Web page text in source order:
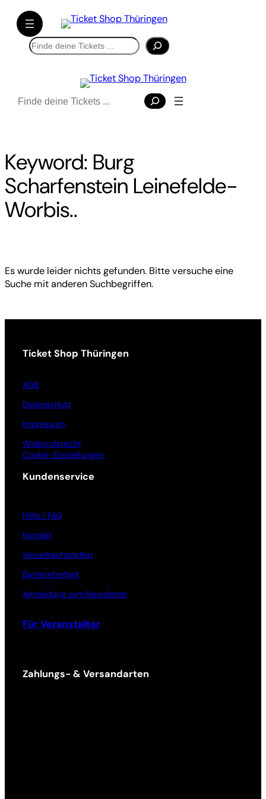
Direkt
zum
Inhalt
wechseln
Suchen
Suchen
Keyword: Burg
Scharfenstein Leinefelde-
Worbis..
Es wurde leider nichts gefunden. Bitte versuche eine
Suche mit anderen Suchbegriffen.
Ticket Shop Thüringen
AGB
Datenschutz
Impressum
Widerrufsrecht
Cookie-Einstellungen
Kundenservice
Hilfe / FAQ
Kontakt
Vorverkaufsstellen
Barrierefreiheit
Anmeldung zum Newsletter
Für Veranstalter
Zahlungs- & Versandarten